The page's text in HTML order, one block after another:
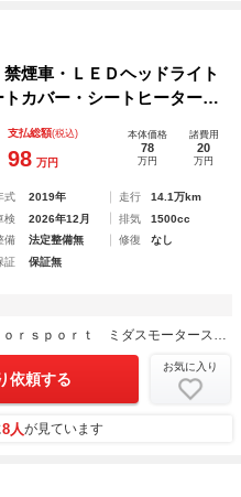
煙車・ＬＥＤヘッドライト
カバー・シートヒーター・
パーキングアシスト・コ
減ブレーキ・ＥＴＣ
支払総額(税込)
98 万円
本体価格
78
万円
諸費用
20
万円
式 2019年 走行
14.1万km
検
2026年12月 排気
1500cc
備
法定整備無 修復
なし
証
保証無
ｍｉｄａｓｍｏｔｏｒｓｐｏｒｔ ミダスモータースポーツ
依頼する
お気に入り
8人が見ています